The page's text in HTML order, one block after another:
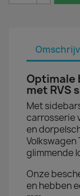
Optimale
met RVS
Met
carrosserie
en
glimmende
Onze
en hebben